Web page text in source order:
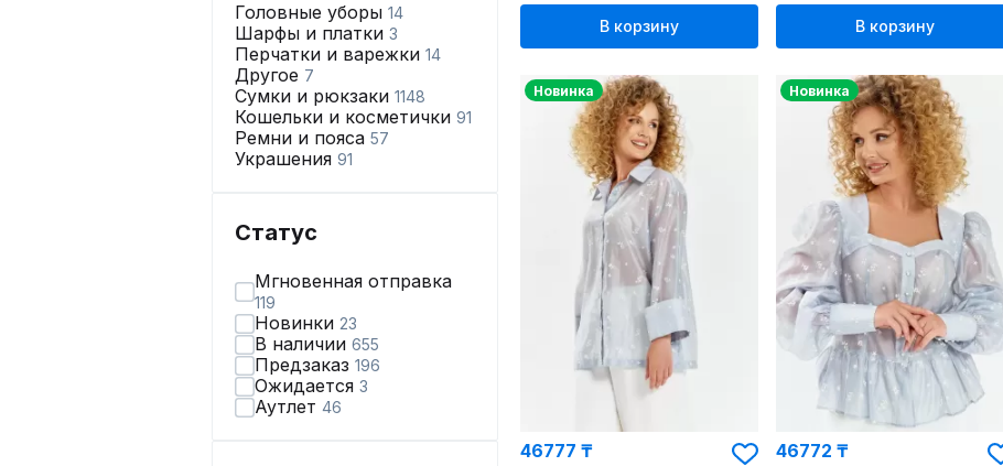
Головные уборы 14
Шарфы и платки 3
Перчатки и варежки 14
Другое 7
Сумки и рюкзаки 1148
Кошельки и косметички 91
Ремни и пояса 57
Украшения 91
Статус
Мгновенная отправка
119
Новинки 23
В наличии 655
Предзаказ 196
Ожидается 3
Аутлет 46
В корзину В корзину
Новинка
46777 ₸
Новинка
46772 ₸